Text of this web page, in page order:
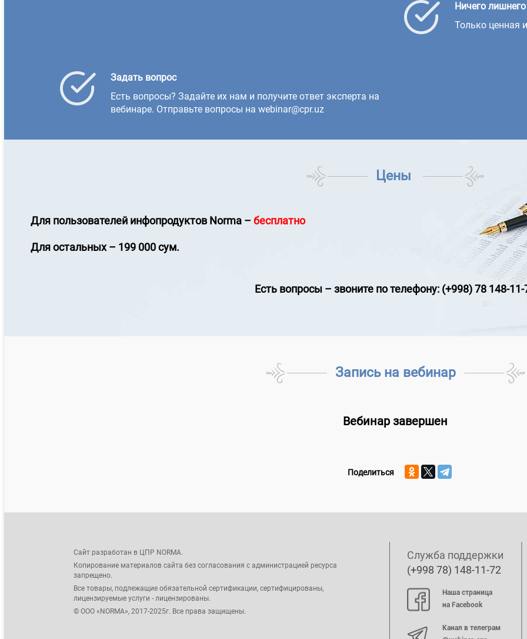
Ничего лишнего
Только ценная
Задать вопрос
Есть вопросы? Задайте их нам и получите ответ эксперта на
вебинаре. Отправьте вопросы на webinar@cpr.uz
Цены
Для пользователей инфопродуктов Norma – бесплатно
Для остальных – 199 000 сум.
Есть вопросы – звоните по телефону: (+998) 78 148-11-
Запись на вебинар
Вебинар завершен
Поделиться
Сайт разработан в ЦПР NORMA.
Копирование материалов сайта без согласования с администрацией ресурса
запрещено.
Все товары, подлежащие обязательной сертификации, сертифицированы,
лицензируемые услуги - лицензированы.
© ООО «NORMA», 2017-2025г. Все права защищены.
Служба поддержки
(+998 78) 148-11-72
Наша страница
на Facebook
Канал в телеграм